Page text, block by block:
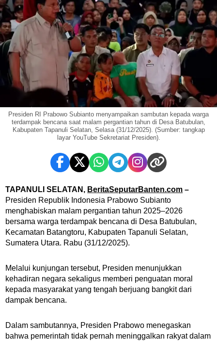
Presiden RI Prabowo Subianto menyampaikan sambutan kepada warga
terdampak bencana saat malam pergantian tahun di Desa Batubulan,
Kabupaten Tapanuli Selatan, Selasa (31/12/2025). (Sumber: tangkap
layar YouTube Sekretariat Presiden).
TAPANULI SELATAN, BeritaSeputarBanten.com –
Presiden Republik Indonesia Prabowo Subianto
menghabiskan malam pergantian tahun 2025–2026
bersama warga terdampak bencana di Desa Batubulan,
Kecamatan Batangtoru, Kabupaten Tapanuli Selatan,
Sumatera Utara. Rabu (31/12/2025).
Melalui kunjungan tersebut, Presiden menunjukkan
kehadiran negara sekaligus memberi penguatan moral
kepada masyarakat yang tengah berjuang bangkit dari
dampak bencana.
Dalam sambutannya, Presiden Prabowo menegaskan
bahwa pemerintah tidak pernah meninggalkan rakyat dalam